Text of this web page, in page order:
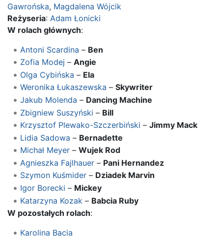
Gawrońska, Magdalena Wójcik
Reżyseria: Adam Łonicki
W rolach głównych:
Antoni Scardina – Ben
Zofia Modej – Angie
Olga Cybińska – Ela
Weronika Łukaszewska – Skywriter
Jakub Molenda – Dancing Machine
Zbigniew Suszyński – Bill
Krzysztof Plewako-Szczerbiński – Jimmy Mack
Lidia Sadowa – Bernadette
Michał Meyer– Wujek Rod
Agnieszka Fajlhauer– Pani Hernandez
Szymon Kuśmider– Dziadek Marvin
Igor Borecki – Mickey
Katarzyna Kozak – Babcia Ruby
W pozostałych rolach:
Karolina Bacia